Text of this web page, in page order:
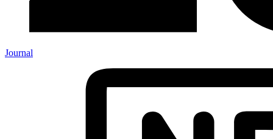
Journal